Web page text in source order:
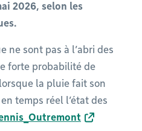
2026, selon les
ne sont pas à l’abri des
forte probabilité de
la pluie fait son
temps réel l’état des